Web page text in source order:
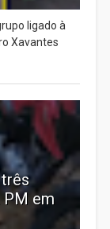
ligado à
Xavantes
PM em